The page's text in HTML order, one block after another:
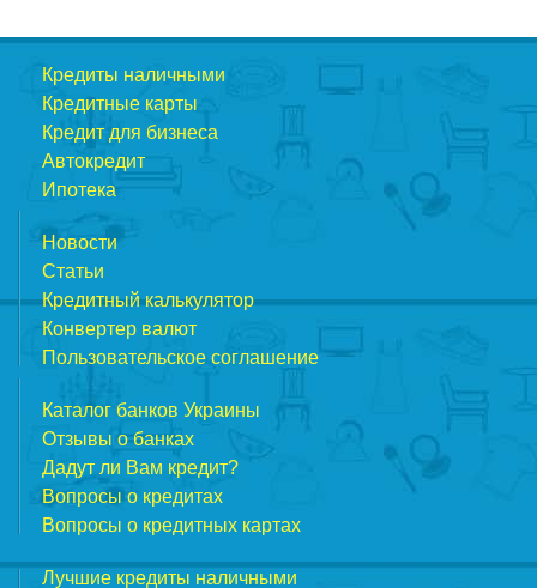
Кредиты наличными
Кредитные карты
Кредит для бизнеса
Автокредит
Ипотека
Новости
Статьи
Кредитный калькулятор
Конвертер валют
Пользовательское соглашение
Каталог банков Украины
Отзывы о банках
Дадут ли Вам кредит?
Вопросы о кредитах
Вопросы о кредитных картах
Лучшие кредиты наличными